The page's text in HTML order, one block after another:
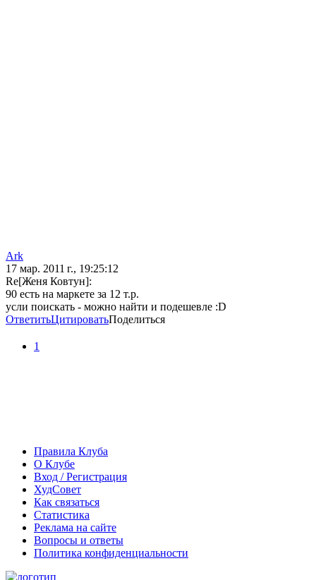
Ark
17 мар. 2011 г., 19:25:12
Re[Женя Ковтун]:
90 есть на маркете за 12 т.р.
усли поискать - можно найти и подешевле :D
ОтветитьЦитироватьПоделиться
1
Правила Клуба
О Клубе
Вход / Регистрация
ХудСовет
Как связаться
Статистика
Реклама на сайте
Вопросы и ответы
Политика конфиденциальности